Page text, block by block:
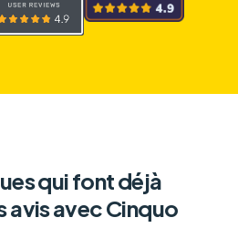
qui font déjà
avis avec Cinquo